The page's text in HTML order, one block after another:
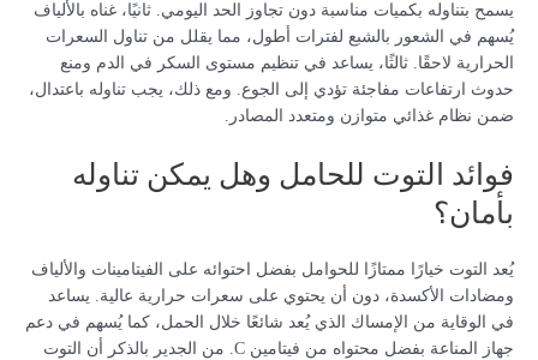
يسمح بتناوله بكميات مناسبة دون تجاوز الحد اليومي. ثانيًا، غناه بالألياف
يُسهم في الشعور بالشبع لفترات أطول، مما يقلل من تناول السعرات
الحرارية لاحقًا. ثالثًا، يساعد في تنظيم مستوى السكر في الدم ومنع
حدوث ارتفاعات مفاجئة تؤدي إلى الجوع. ومع ذلك، يجب تناوله باعتدال،
ضمن نظام غذائي متوازن ومتعدد المصادر.
فوائد التوت للحامل وهل يمكن تناوله
بأمان؟
يُعد التوت خيارًا ممتازًا للحوامل بفضل احتوائه على الفيتامينات والألياف
ومضادات الأكسدة، دون أن يحتوي على سعرات حرارية عالية. يساعد
في الوقاية من الإمساك الذي يُعد شائعًا خلال الحمل، كما يُسهم في دعم
جهاز المناعة بفضل محتواه من فيتامين C. من الجدير بالذكر أن التوت